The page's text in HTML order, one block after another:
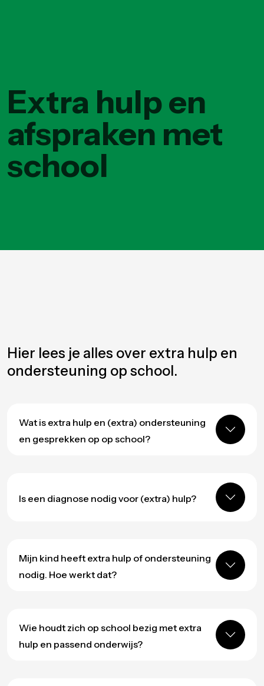
Extra hulp en
afspraken met
school
Hier lees je alles over extra hulp en
ondersteuning op school.
Wat is extra hulp en (extra) ondersteuning
en gesprekken op op school?
Is een diagnose nodig voor (extra) hulp?
Mijn kind heeft extra hulp of ondersteuning
nodig. Hoe werkt dat?
Wie houdt zich op school bezig met extra
hulp en passend onderwijs?